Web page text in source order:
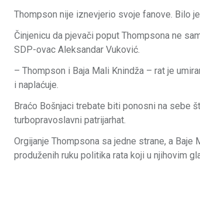
Thompson nije iznevjerio svoje fanove. Bilo
Činjenicu da pjevači poput Thompsona ne
SDP-ovac Aleksandar Vuković.
– Thompson i Baja Mali Knindža – rat je
i naplaćuje.
Braćo Bošnjaci trebate biti ponosni na sebe
turbopravoslavni patrijarhat.
Orgijanje Thompsona sa jedne strane, a Baje
produženih ruku politika rata koji u njihovim